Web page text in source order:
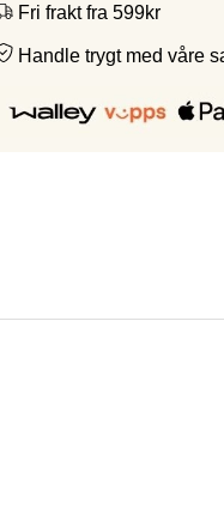
Fri frakt fra 599kr
Handle trygt med våre